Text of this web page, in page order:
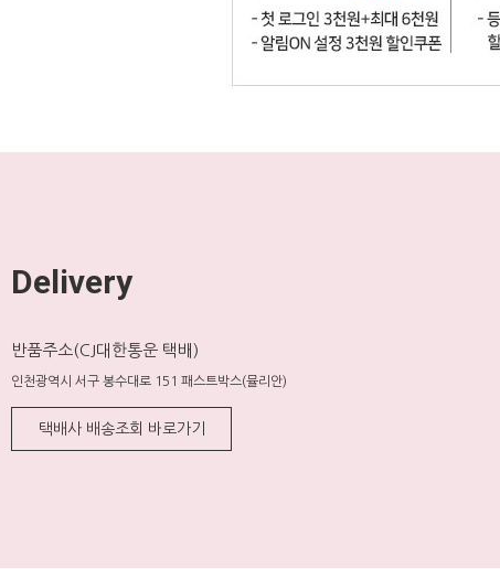
Delivery
반품주소(CJ대한통운 택배)
인천광역시 서구 봉수대로 151 패스트박스(뮬리안)
택배사 배송조회 바로가기